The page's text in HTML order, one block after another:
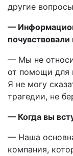
другие
—
— Мы не
от помощи для
Я не могу
трагедии, не
— Когда вы
— Наша
компания,